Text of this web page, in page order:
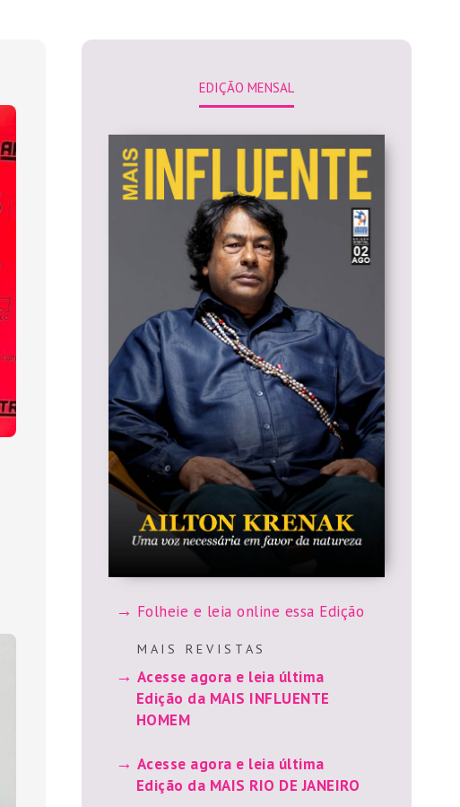
EDIÇÃO MENSAL
Folheie e leia online essa Edição
M A I S R E V I S T A S
Acesse agora e leia última
Edição da MAIS INFLUENTE
HOMEM
Acesse agora e leia última
Edição da MAIS RIO DE JANEIRO